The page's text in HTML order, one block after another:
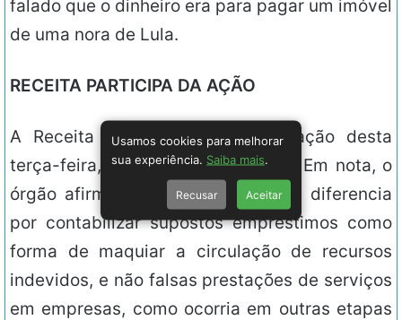
falado que o dinheiro era para pagar um imóvel
de uma nora de Lula.
RECEITA PARTICIPA DA AÇÃO
A Receita Federal participa da ação desta
terça-feira, em parceria com a PF. Em nota, o
órgão afirmou que a atual fase se diferencia
por contabilizar supostos empréstimos como
forma de maquiar a circulação de recursos
indevidos, e não falsas prestações de serviços
em empresas, como ocorria em outras etapas
Usamos cookies para melhorar
sua experiência. Saiba mais.
Recusar Aceitar